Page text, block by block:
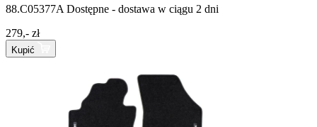
88.C05377A Dostępne - dostawa w ciągu 2 dni
279,- zł
Kupić